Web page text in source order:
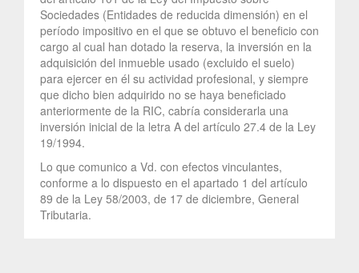
Sociedades (Entidades de reducida dimensión) en el
período impositivo en el que se obtuvo el beneficio con
cargo al cual han dotado la reserva, la inversión en la
adquisición del inmueble usado (excluido el suelo)
para ejercer en él su actividad profesional, y siempre
que dicho bien adquirido no se haya beneficiado
anteriormente de la RIC, cabría considerarla una
inversión inicial de la letra A del artículo 27.4 de la Ley
19/1994.
Lo que comunico a Vd. con efectos vinculantes,
conforme a lo dispuesto en el apartado 1 del artículo
89 de la Ley 58/2003, de 17 de diciembre, General
Tributaria.